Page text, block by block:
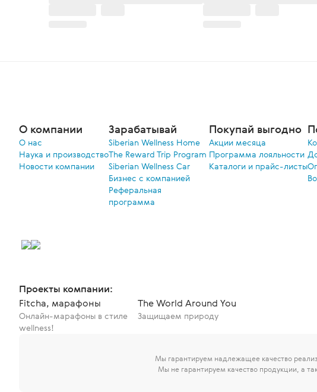
О компании
О нас
Наука и производство
Новости компании
Зарабатывай
Siberian Wellness Home
The Reward Trip Program
Siberian Wellness Car
Бизнес с компанией
Реферальная
программа
Покупай выгодно
Акции меcяца
Программа лояльности
Каталоги и прайс-листы
Проекты компании:
Fitcha, марафоны
Онлайн-марафоны в стиле
wellness!
The World Around You
Защищаем природу
Мы гарантируем надлежащее качество
Мы не гарантируем качество продукции, а